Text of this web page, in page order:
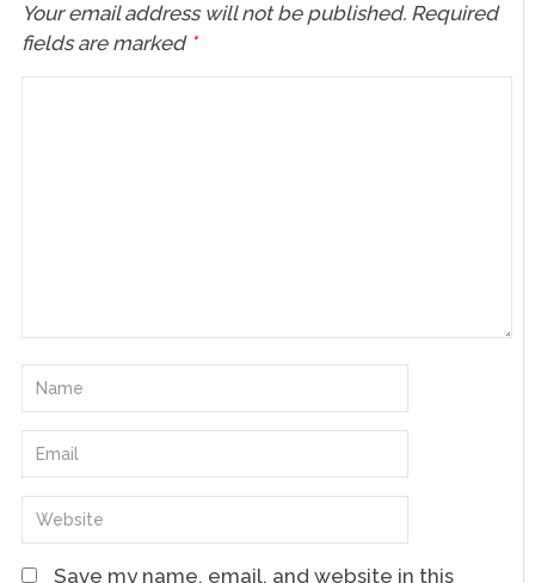
Your email address will not be published. Required
fields are marked *
Save my name, email, and website in this